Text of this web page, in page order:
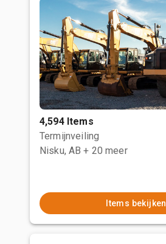
4,594 Items
Termijnveiling
Nisku, AB + 20 meer
Items bekijken